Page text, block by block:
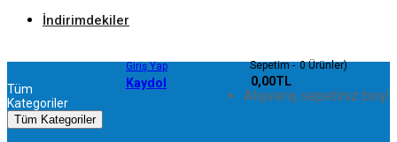
İndirimdekiler
Sepetim 0Ürünler)
- 0,00TL
Alışveriş sepetiniz boş!
Giriş Yap
Kaydol
Tüm
Kategoriler
Tüm Kategoriler